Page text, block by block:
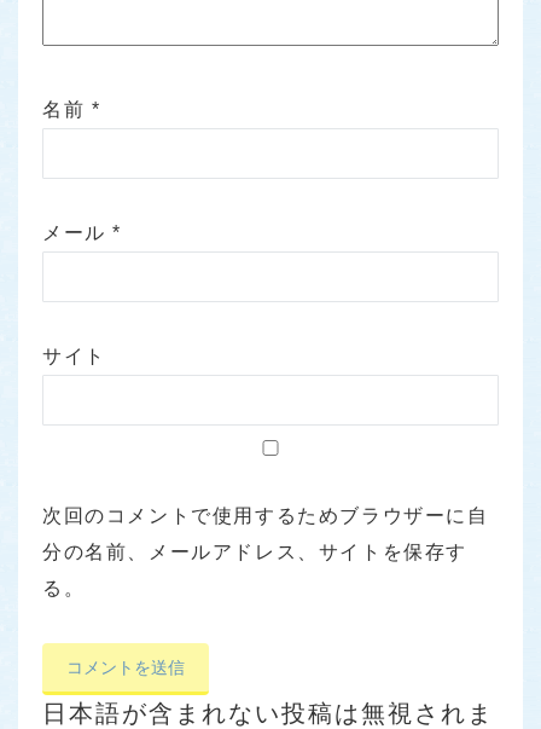
名前 *
メール*
サイト
次回のコメントで使用するためブラウザーに自
分の名前、メールアドレス、サイトを保存す
る。
日本語が含まれない投稿は無視されま